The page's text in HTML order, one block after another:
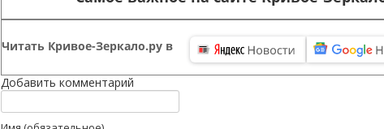
Читать Кривое-Зеркало.ру в
Добавить комментарий